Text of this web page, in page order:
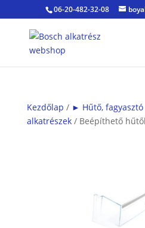
06-20-482-32-08
Kezdőlap / ► Hűtő, fagyasztó
alkatrészek/ Beépíthető